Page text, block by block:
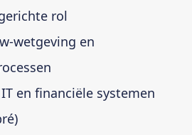
rol
wetgeving en
en financiële systemen